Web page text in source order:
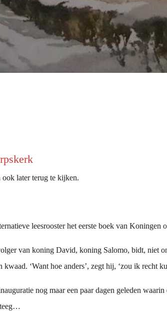
ook later terug te kijken.
leesrooster het eerste boek van Koningen
van koning David, koning Salomo, bidt, niet
kwaad. ‘Want hoe anders’, zegt hij, ‘zou ik
nog maar een paar dagen geleden